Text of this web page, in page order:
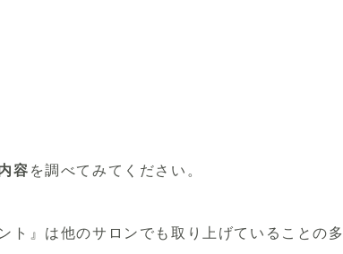
容 を調べてみてください。
ト』は他のサロンでも取り上げていることの多